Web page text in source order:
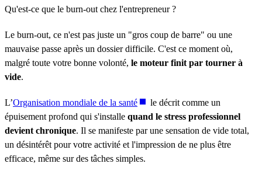
Qu'est-ce que le burn-out chez l'entrepreneur ?
Le burn-out, ce n'est pas juste un "gros coup de barre" ou une
mauvaise passe après un dossier difficile. C'est ce moment où,
malgré toute votre bonne volonté, le moteur finit par tourner à
vide.
L’Organisation mondiale de la santé
le décrit comme un
épuisement profond qui s'installe quand le stress professionnel
devient chronique. Il se manifeste par une sensation de vide total,
un désintérêt pour votre activité et l'impression de ne plus être
efficace, même sur des tâches simples.